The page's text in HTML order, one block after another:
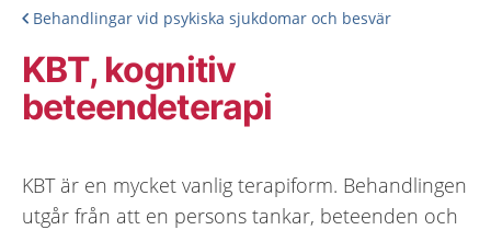
Behandlingar vid psykiska sjukdomar och besvär
KBT, kognitiv
beteendeterapi
KBT är en mycket vanlig terapiform. Behandlingen
utgår från att en persons tankar, beteenden och